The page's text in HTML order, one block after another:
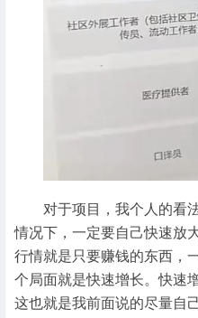
对于项目，我个人的看
情况下，一定要自己快速放
行情就是只要赚钱的东西，
个局面就是快速增长。快速
这也就是我前面说的尽量自